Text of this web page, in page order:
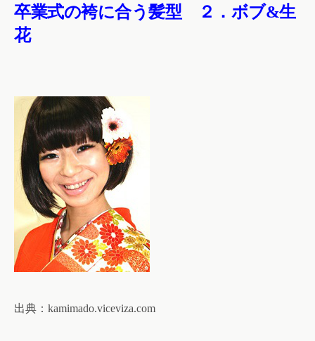
卒業式の袴に合う髪型 ２．ボブ&生
花
出典： kamimado.viceviza.com